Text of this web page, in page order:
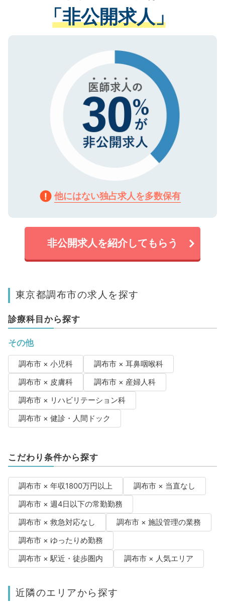
管理基準を満たした事業者のみに付与され
る、プライバシーマークを取得済みです。
で、機密保持に関してもご安心ください。
させていただきます。すぐにご転職をされ
ない方には、長期的なサポートが可能です
ので、まずはご登録ください。
「非公開求人」
他にはない独占求人を多数保有
非公開求人を紹介してもらう
東京都調布市の求人を探す
診療科目から探す
その他
調布市 × 小児科
調布市 × 耳鼻咽喉科
調布市 × 皮膚科
調布市 × 産婦人科
調布市 × リハビリテーション科
調布市 × 健診・人間ドック
こだわり条件から探す
調布市 × 年収1800万円以上
調布市 × 当直なし
調布市 × 週4日以下の常勤勤務
調布市 × 救急対応なし
調布市 × 施設管理の業務
調布市 × ゆったりめ勤務
調布市 × 駅近・徒歩圏内
調布市 × 人気エリア
近隣のエリアから探す